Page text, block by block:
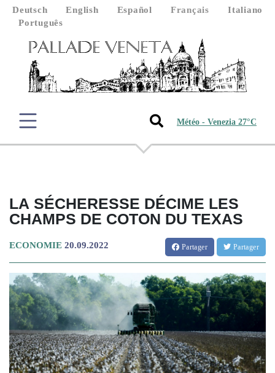
Deutsch English Español Français
Italiano
Português
Météo - Venezia 27°C
LA SÉCHERESSE DÉCIME LES
CHAMPS DE COTON DU TEXAS
ECONOMIE 20.09.2022 Partager Partager